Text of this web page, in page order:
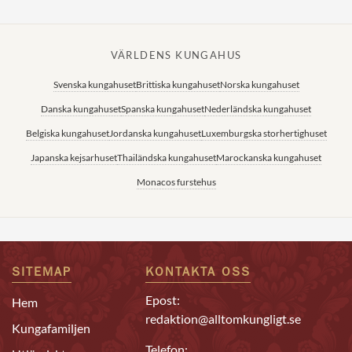
VÄRLDENS KUNGAHUS
Svenska kungahusetBrittiska kungahusetNorska kungahuset
Danska kungahusetSpanska kungahusetNederländska kungahuset
Belgiska kungahusetJordanska kungahusetLuxemburgska storhertighuset
Japanska kejsarhusetThailändska kungahusetMarockanska kungahuset
Monacos furstehus
SITEMAP
Hem
Kungafamiljen
KONTAKTA OSS
Epost:
redaktion@alltomkungligt.se